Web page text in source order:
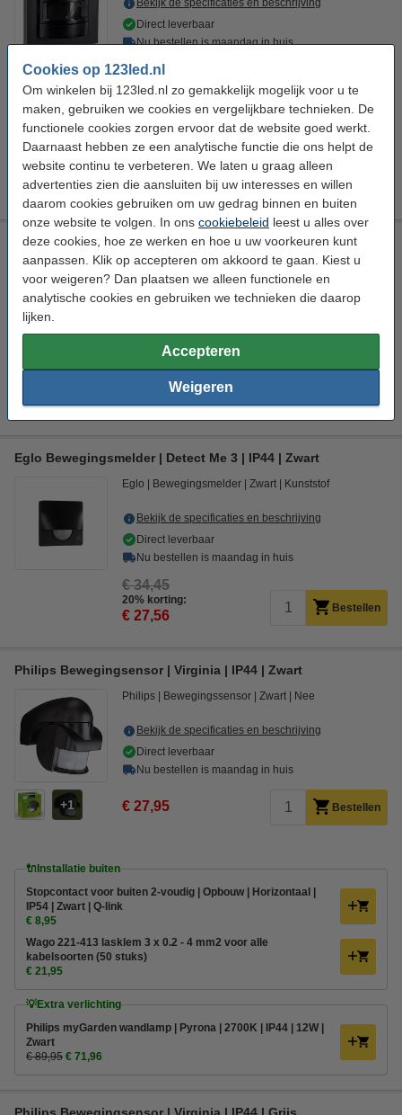
Cookies op 123led.nl
Om winkelen bij 123led.nl zo gemakkelijk mogelijk voor u te
maken, gebruiken we cookies en vergelijkbare technieken. De
functionele cookies zorgen ervoor dat de website goed werkt.
Daarnaast hebben ze een analytische functie die ons helpt de
website continu te verbeteren. We laten u graag alleen
advertenties zien die aansluiten bij uw interesses en willen
daarom cookies gebruiken om uw gedrag binnen en buiten
onze website te volgen. In ons cookiebeleid leest u alles over
deze cookies, hoe ze werken en hoe u uw voorkeuren kunt
aanpassen. Klik op accepteren om akkoord te gaan. Kiest u
voor weigeren? Dan plaatsen we alleen functionele en
analytische cookies en gebruiken we technieken die daarop
lijken.
Accepteren
Weigeren
2
Bekijk de specificaties en beschrijving
Direct leverbaar
Nu bestellen is maandag in huis
€ 32,95
Bestel mee:
Afdekraam | 55 x 55 mm | Mat Zwart
€ 3,95
Eglo Beweging- en schemersensor | Detect Me 1 | IP44 | Wit
Op = Op
Eglo Bewegingsmelder Wit Kunststof
Eglo adviesprijs
Tijdelijk uitverkocht
Eglo Bewegingsmelder | Detect Me 3 | IP44 | Zwart
Eglo Bewegingsmelder Zwart Kunststof
Bekijk de specificaties en beschrijving
Direct leverbaar
Nu bestellen is maandag in huis
€ 34,45
20% korting:
€ 27,56 Bestellen
Philips Bewegingsensor | Virginia | IP44 | Zwart
1
Philips Bewegingssensor Zwart Nee
Bekijk de specificaties en beschrijving
Direct leverbaar
Nu bestellen is maandag in huis
€ 27,95 Bestellen
🔌Installatie buiten
Stopcontact voor buiten 2-voudig | Opbouw | Horizontaal |
IP54 | Zwart | Q-link
€ 8,95
Wago 221-413 lasklem 3 x 0.2 - 4 mm2 voor alle
kabelsoorten (50 stuks)
€ 21,95
💡Extra verlichting
Philips myGarden wandlamp | Pyrona | 2700K | IP44 | 12W |
Zwart
€ 89,95 € 71,96